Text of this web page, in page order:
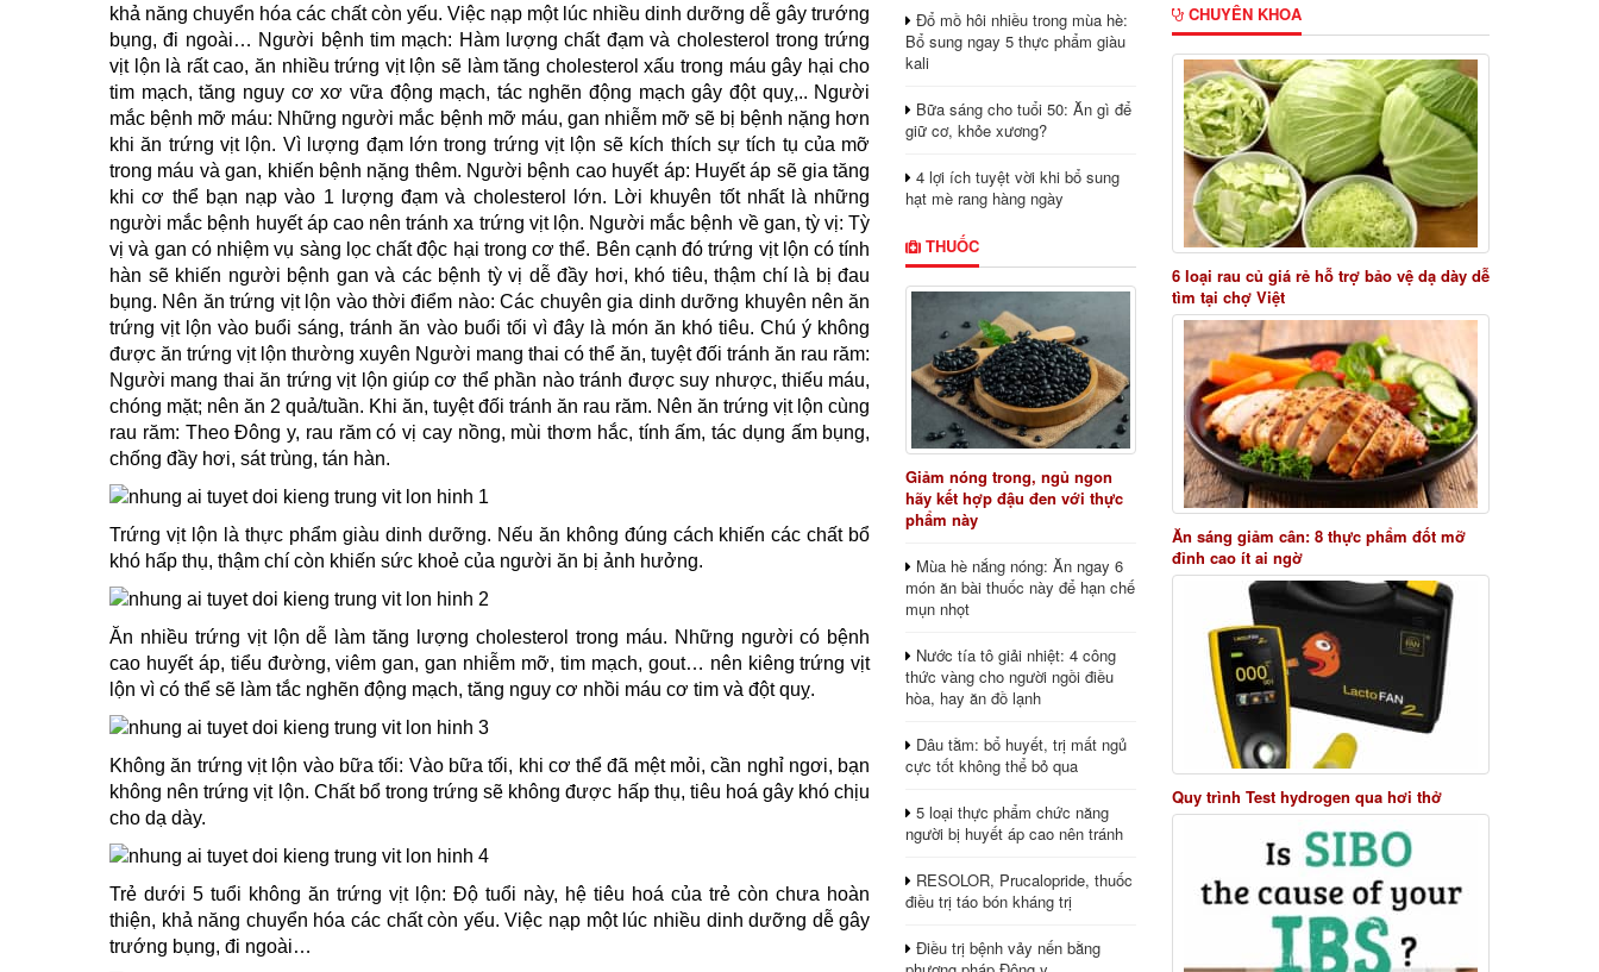
khả năng chuyển hóa các chất còn yếu. Việc nạp một lúc nhiều dinh dưỡng dễ gây trướng
bụng, đi ngoài… Người bệnh tim mạch: Hàm lượng chất đạm và cholesterol trong trứng
vịt lộn là rất cao, ăn nhiều trứng vịt lộn sẽ làm tăng cholesterol xấu trong máu gây hại cho
tim mạch, tăng nguy cơ xơ vữa động mạch, tác nghẽn động mạch gây đột quỵ,.. Người
mắc bệnh mỡ máu: Những người mắc bệnh mỡ máu, gan nhiễm mỡ sẽ bị bệnh nặng hơn
khi ăn trứng vịt lộn. Vì lượng đạm lớn trong trứng vịt lộn sẽ kích thích sự tích tụ của mỡ
trong máu và gan, khiến bệnh nặng thêm. Người bệnh cao huyết áp: Huyết áp sẽ gia tăng
khi cơ thể bạn nạp vào 1 lượng đạm và cholesterol lớn. Lời khuyên tốt nhất là những
người mắc bệnh huyết áp cao nên tránh xa trứng vịt lộn. Người mắc bệnh về gan, tỳ vị: Tỳ
vị và gan có nhiệm vụ sàng lọc chất độc hại trong cơ thể. Bên cạnh đó trứng vịt lộn có tính
hàn sẽ khiến người bệnh gan và các bệnh tỳ vị dễ đầy hơi, khó tiêu, thậm chí là bị đau
bụng. Nên ăn trứng vịt lộn vào thời điểm nào: Các chuyên gia dinh dưỡng khuyên nên ăn
trứng vịt lộn vào buổi sáng, tránh ăn vào buổi tối vì đây là món ăn khó tiêu. Chú ý không
được ăn trứng vịt lộn thường xuyên Người mang thai có thể ăn, tuyệt đối tránh ăn rau răm:
Người mang thai ăn trứng vịt lộn giúp cơ thể phần nào tránh được suy nhược, thiếu máu,
chóng mặt; nên ăn 2 quả/tuần. Khi ăn, tuyệt đối tránh ăn rau răm. Nên ăn trứng vịt lộn cùng
rau răm: Theo Đông y, rau răm có vị cay nồng, mùi thơm hắc, tính ấm, tác dụng ấm bụng,
chống đầy hơi, sát trùng, tán hàn.
Trứng vịt lộn là thực phẩm giàu dinh dưỡng. Nếu ăn không đúng cách khiến các chất bổ
khó hấp thụ, thậm chí còn khiến sức khoẻ của người ăn bị ảnh hưởng.
Ăn nhiều trứng vịt lộn dễ làm tăng lượng cholesterol trong máu. Những người có bệnh
cao huyết áp, tiểu đường, viêm gan, gan nhiễm mỡ, tim mạch, gout… nên kiêng trứng vịt
lộn vì có thể sẽ làm tắc nghẽn động mạch, tăng nguy cơ nhồi máu cơ tim và đột quỵ.
Không ăn trứng vịt lộn vào bữa tối: Vào bữa tối, khi cơ thể đã mệt mỏi, cần nghỉ ngơi, bạn
không nên trứng vịt lộn. Chất bổ trong trứng sẽ không được hấp thụ, tiêu hoá gây khó chịu
cho dạ dày.
Trẻ dưới 5 tuổi không ăn trứng vịt lộn: Độ tuổi này, hệ tiêu hoá của trẻ còn chưa hoàn
thiện, khả năng chuyển hóa các chất còn yếu. Việc nạp một lúc nhiều dinh dưỡng dễ gây
trướng bụng, đi ngoài…
Đổ mồ hôi nhiều trong mùa hè:
Bổ sung ngay 5 thực phẩm giàu
kali
Bữa sáng cho tuổi 50: Ăn gì để
giữ cơ, khỏe xương?
4 lợi ích tuyệt vời khi bổ sung
hạt mè rang hàng ngày
THUỐC
Giảm nóng trong, ngủ ngon
hãy kết hợp đậu đen với thực
phẩm này
Mùa hè nắng nóng: Ăn ngay 6
món ăn bài thuốc này để hạn chế
mụn nhọt
Nước tía tô giải nhiệt: 4 công
thức vàng cho người ngồi điều
hòa, hay ăn đồ lạnh
Dâu tằm: bổ huyết, trị mất ngủ
cực tốt không thể bỏ qua
5 loại thực phẩm chức năng
người bị huyết áp cao nên tránh
RESOLOR, Prucalopride, thuốc
điều trị táo bón kháng trị
Điều trị bệnh vảy nến bằng
CHUYÊN KHOA
6 loại rau củ giá rẻ hỗ trợ bảo vệ dạ dày dễ
tìm tại chợ Việt
Ăn sáng giảm cân: 8 thực phẩm đốt mỡ
đỉnh cao ít ai ngờ
Quy trình Test hydrogen qua hơi thở